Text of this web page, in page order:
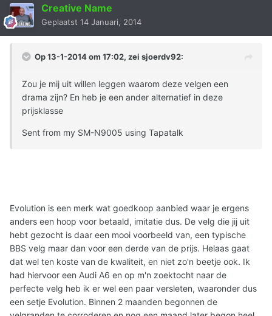
Creative Name
Geplaatst 14 Januari, 2014
Op 13-1-2014 om 17:02, zei sjoerdv92:
Zou je mij uit willen leggen waarom deze velgen een
drama zijn? En heb je een ander alternatief in deze
prijsklasse
Sent from my SM-N9005 using Tapatalk
Evolution is een merk wat goedkoop aanbied waar je ergens
anders een hoop voor betaald, imitatie dus. De velg die jij uit
hebt gezocht is daar een mooi voorbeeld van, een typische
BBS velg maar dan voor een derde van de prijs. Helaas gaat
dat wel ten koste van de kwaliteit, en niet zo'n beetje ook. Ik
had hiervoor een Audi A6 en op m'n zoektocht naar de
perfecte velg heb ik er wel een paar versleten, waaronder dus
een setje Evolution. Binnen 2 maanden begonnen de